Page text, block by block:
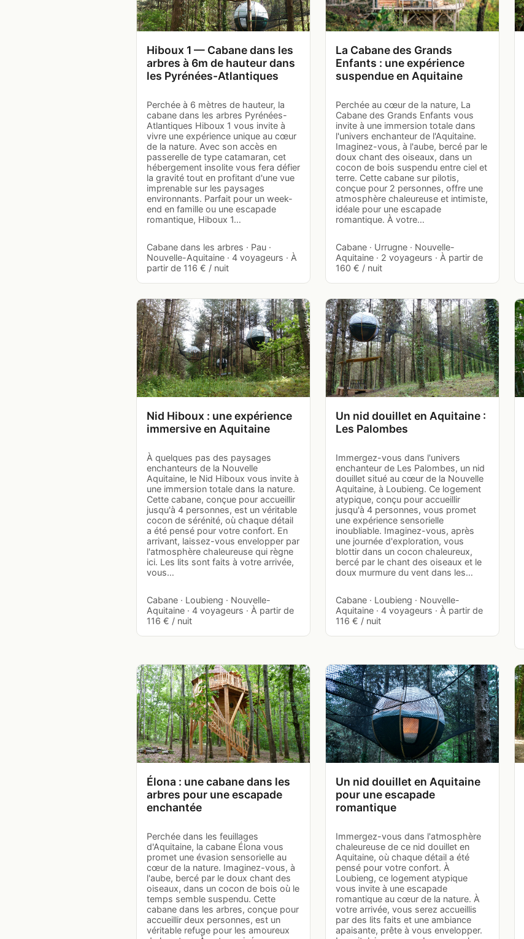
Hiboux 1 — Cabane dans les
arbres à 6m de hauteur dans
les Pyrénées-Atlantiques
Perchée à 6 mètres de hauteur, la
cabane dans les arbres Pyrénées-
Atlantiques Hiboux 1 vous invite à
vivre une expérience unique au cœur
de la nature. Avec son accès en
passerelle de type catamaran, cet
hébergement insolite vous fera défier
la gravité tout en profitant d'une vue
imprenable sur les paysages
environnants. Parfait pour un week-
end en famille ou une escapade
romantique, Hiboux 1…
Cabane dans les arbres · Pau ·
Nouvelle-Aquitaine · 4 voyageurs · À
partir de 116 € / nuit
La Cabane des Grands
Enfants : une expérience
suspendue en Aquitaine
Perchée au cœur de la nature, La
Cabane des Grands Enfants vous
invite à une immersion totale dans
l'univers enchanteur de l'Aquitaine.
Imaginez-vous, à l'aube, bercé par le
doux chant des oiseaux, dans un
cocon de bois suspendu entre ciel et
terre. Cette cabane sur pilotis,
conçue pour 2 personnes, offre une
atmosphère chaleureuse et intimiste,
idéale pour une escapade
romantique. À votre…
Cabane · Urrugne · Nouvelle-
Aquitaine · 2 voyageurs · À partir de
160 € / nuit
Nid Hiboux : une expérience
immersive en Aquitaine
À quelques pas des paysages
enchanteurs de la Nouvelle
Aquitaine, le Nid Hiboux vous invite à
une immersion totale dans la nature.
Cette cabane, conçue pour accueillir
jusqu'à 4 personnes, est un véritable
cocon de sérénité, où chaque détail
a été pensé pour votre confort. En
arrivant, laissez-vous envelopper par
l'atmosphère chaleureuse qui règne
ici. Les lits sont faits à votre arrivée,
vous…
Cabane · Loubieng · Nouvelle-
Aquitaine · 4 voyageurs · À partir de
116 € / nuit
Un nid douillet en Aquitaine :
Les Palombes
Immergez-vous dans l'univers
enchanteur de Les Palombes, un nid
douillet situé au cœur de la Nouvelle
Aquitaine, à Loubieng. Ce logement
atypique, conçu pour accueillir
jusqu'à 4 personnes, vous promet
une expérience sensorielle
inoubliable. Imaginez-vous, après
une journée d'exploration, vous
blottir dans un cocon chaleureux,
bercé par le chant des oiseaux et le
doux murmure du vent dans les…
Cabane · Loubieng · Nouvelle-
Aquitaine · 4 voyageurs · À partir de
116 € / nuit
Élona : une cabane dans les
arbres pour une escapade
enchantée
Perchée dans les feuillages
d'Aquitaine, la cabane Élona vous
promet une évasion sensorielle au
cœur de la nature. Imaginez-vous, à
l'aube, bercé par le doux chant des
oiseaux, dans un cocon de bois où le
temps semble suspendu. Cette
cabane dans les arbres, conçue pour
accueillir deux personnes, est un
véritable refuge pour les amoureux
Un nid douillet en Aquitaine
pour une escapade
romantique
Immergez-vous dans l'atmosphère
chaleureuse de ce nid douillet en
Aquitaine, où chaque détail a été
pensé pour votre confort. À
Loubieng, ce logement atypique
vous invite à une escapade
romantique au cœur de la nature. À
votre arrivée, vous serez accueillis
par des lits faits et une ambiance
apaisante, prête à vous envelopper.